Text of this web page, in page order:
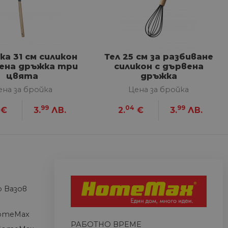
31 см силикон
дръжка три
цвята
за бройка
€ 3.99 ЛВ.
Тел 25 см за разбиване
силикон с дървена
дръжка
Цена за бройка
2.04 € 3.99 ЛВ.
Вазов
РАБОТНО ВРЕМЕ
и управление на
хората и ботовете.
че техните
за да запомни
посетителите.